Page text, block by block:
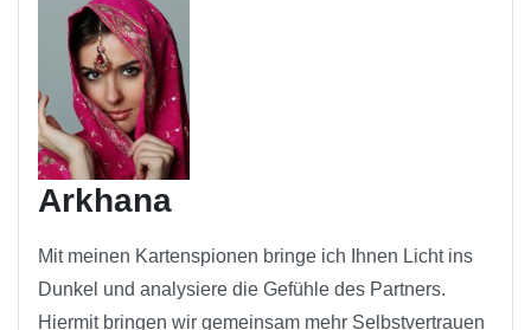
Arkhana
Mit meinen Kartenspionen bringe ich Ihnen Licht ins
Dunkel und analysiere die Gefühle des Partners.
Hiermit bringen wir gemeinsam mehr Selbstvertrauen